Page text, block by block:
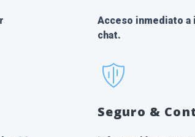
Acceso inmediato
chat.
Seguro &